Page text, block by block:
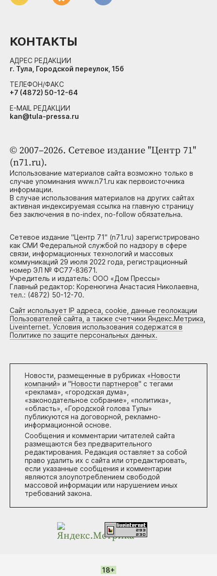
© 2007–2026. Сетевое издание "Центр 71"
(n71.ru).
Использование материалов сайта возможно только в
случае упоминания www.n71.ru как первоисточника
информации.
В случае использования материалов на других сайтах
активная индексируемая ссылка на главную страницу
без заключения в no-index, no-follow обязательна.
Сетевое издание "Центр 71" (n71.ru) зарегистрировано
как СМИ Федеральной службой по надзору в сфере
связи, информационных технологий и массовых
коммуникаций 29 июля 2022 года, регистрационный
номер ЭЛ № ФС77-83671.
Учредитель и издатель: ООО «Дом Прессы»
Главный редактор: Коренюгина Анастасия Николаевна,
тел.: (4872) 50-12-70.
Сайт использует IP адреса, cookie, данные геолокации
Пользователей сайта, а также счетчики Яндекс.Метрика,
Liveinternet. Условия использования содержатся в
Политике по защите персональных данных.
Новости, размещенные в рубриках «Новости
компаний» и "Новости партнеров" с тегами
«реклама», «городская дума»,
«законодательное собрание», «политика»,
«область», «Городской голова Тулы»
публикуются на договорной, рекламно-
информационной основе.
Сообщения и комментарии читателей сайта
размещаются без предварительного
редактирования. Редакция оставляет за собой
право удалить их с сайта или отредактировать,
если указанные сообщения и комментарии
являются злоупотреблением свободой
массовой информации или нарушением иных
требований закона.
КОНТАКТЫ
АДРЕС РЕДАКЦИИ
г. Тула, Городской переулок, 15б
ТЕЛЕФОН/ФАКС
+7 (4872) 50-12-64
E-MAIL РЕДАКЦИИ
kan@tula-pressa.ru
18+